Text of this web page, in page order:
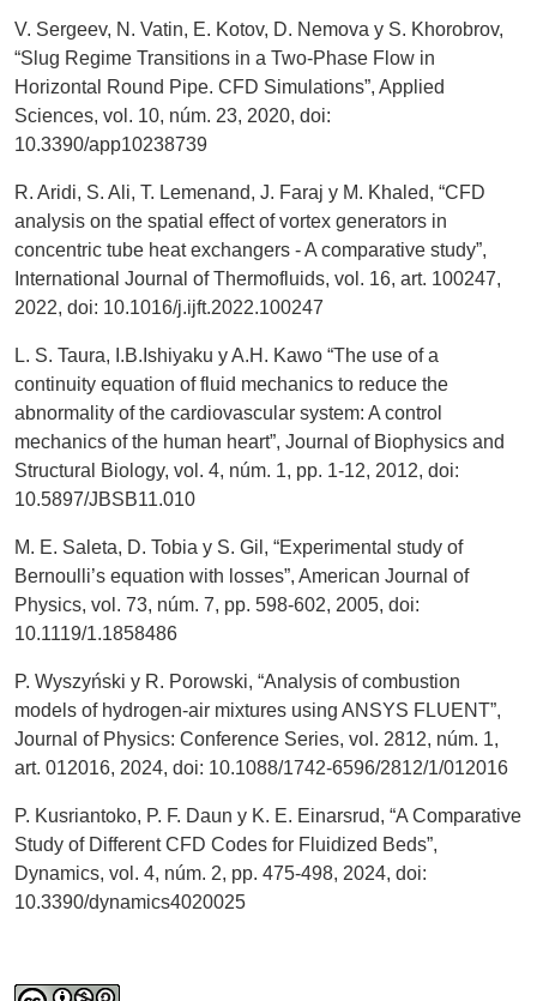
V. Sergeev, N. Vatin, E. Kotov, D. Nemova y S. Khorobrov,
“Slug Regime Transitions in a Two-Phase Flow in
Horizontal Round Pipe. CFD Simulations”, Applied
Sciences, vol. 10, núm. 23, 2020, doi:
10.3390/app10238739
R. Aridi, S. Ali, T. Lemenand, J. Faraj y M. Khaled, “CFD
analysis on the spatial effect of vortex generators in
concentric tube heat exchangers - A comparative study”,
International Journal of Thermofluids, vol. 16, art. 100247,
2022, doi: 10.1016/j.ijft.2022.100247
L. S. Taura, I.B.Ishiyaku y A.H. Kawo “The use of a
continuity equation of fluid mechanics to reduce the
abnormality of the cardiovascular system: A control
mechanics of the human heart”, Journal of Biophysics and
Structural Biology, vol. 4, núm. 1, pp. 1-12, 2012, doi:
10.5897/JBSB11.010
M. E. Saleta, D. Tobia y S. Gil, “Experimental study of
Bernoulli’s equation with losses”, American Journal of
Physics, vol. 73, núm. 7, pp. 598-602, 2005, doi:
10.1119/1.1858486
P. Wyszyński y R. Porowski, “Analysis of combustion
models of hydrogen-air mixtures using ANSYS FLUENT”,
Journal of Physics: Conference Series, vol. 2812, núm. 1,
art. 012016, 2024, doi: 10.1088/1742-6596/2812/1/012016
P. Kusriantoko, P. F. Daun y K. E. Einarsrud, “A Comparative
Study of Different CFD Codes for Fluidized Beds”,
Dynamics, vol. 4, núm. 2, pp. 475-498, 2024, doi:
10.3390/dynamics4020025